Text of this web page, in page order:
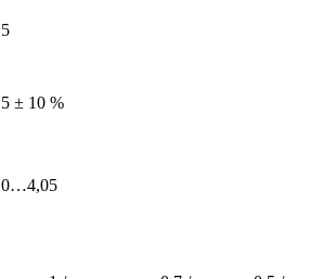
5
5 ± 10 %
0…4,05